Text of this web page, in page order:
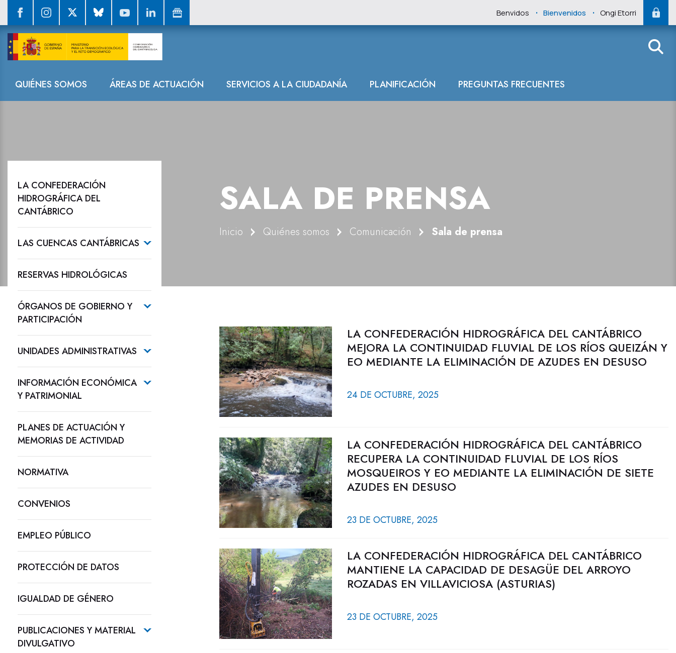
Benvidos . Bienvenidos . Ongi Etorri
Navegación
QUIÉNES SOMOS ÁREAS DE ACTUACIÓN SERVICIOS A LA CIUDADANÍA PLANIFICACIÓN PREGUNTAS FRECUENTES
Sala de prensa
SALA DE PRENSA
Inicio Quiénes somos Comunicación Sala de prensa
LA CONFEDERACIÓN
HIDROGRÁFICA DEL
CANTÁBRICO
LAS CUENCAS CANTÁBRICAS
RESERVAS HIDROLÓGICAS
ÓRGANOS DE GOBIERNO Y
PARTICIPACIÓN
UNIDADES ADMINISTRATIVAS
INFORMACIÓN ECONÓMICA
Y PATRIMONIAL
PLANES DE ACTUACIÓN Y
MEMORIAS DE ACTIVIDAD
NORMATIVA
CONVENIOS
EMPLEO PÚBLICO
PROTECCIÓN DE DATOS
IGUALDAD DE GÉNERO
PUBLICACIONES Y MATERIAL
DIVULGATIVO
LA CONFEDERACIÓN HIDROGRÁFICA DEL CANTÁBRICO
MEJORA LA CONTINUIDAD FLUVIAL DE LOS RÍOS QUEIZÁN Y
EO MEDIANTE LA ELIMINACIÓN DE AZUDES EN DESUSO
24 DE OCTUBRE, 2025
LA CONFEDERACIÓN HIDROGRÁFICA DEL CANTÁBRICO
RECUPERA LA CONTINUIDAD FLUVIAL DE LOS RÍOS
MOSQUEIROS Y EO MEDIANTE LA ELIMINACIÓN DE SIETE
AZUDES EN DESUSO
23 DE OCTUBRE, 2025
LA CONFEDERACIÓN HIDROGRÁFICA DEL CANTÁBRICO
MANTIENE LA CAPACIDAD DE DESAGÜE DEL ARROYO
ROZADAS EN VILLAVICIOSA (ASTURIAS)
23 DE OCTUBRE, 2025